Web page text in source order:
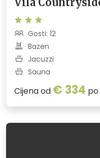
Gosti: 12
Bazen
Jacuzzi
Sauna
Cijena od € 334